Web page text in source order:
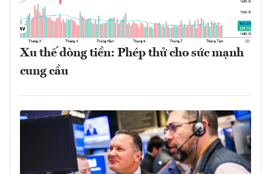
Xu thế dòng tiền: Phép thử cho sức mạnh
cung cầu